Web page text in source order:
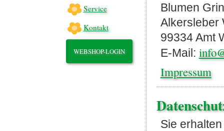
Service
Kontakt
WEBSHOP-LOGIN
Blumen
Alkersleber
99334 Amt
E-Mail:
Impressum
Sie